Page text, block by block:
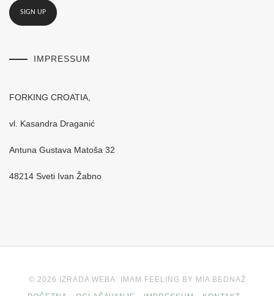
IMPRESSUM
FORKING CROATIA,
vl. Kasandra Draganić
Antuna Gustava Matoša 32
48214 Sveti Ivan Žabno
© 2026 IZRADA WEBA: IMAM FEELING BY MIA BEDNAŽ